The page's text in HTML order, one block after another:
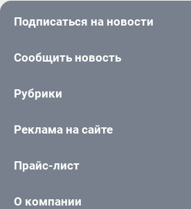
Подписаться на новости
Сообщить новость
Рубрики
Реклама на сайте
Прайс-лист
О компании